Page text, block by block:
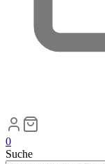
0
Suche